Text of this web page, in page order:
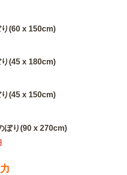
(60 x 150cm)
(45 x 180cm)
(45 x 150cm)
ぼり(90 x 270cm)